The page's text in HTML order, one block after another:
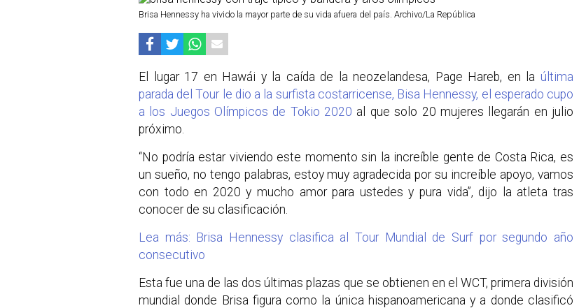
Brisa Hennessy ha vivido la mayor parte de su vida afuera del país. Archivo/La República
El lugar 17 en Hawái y la caída de la neozelandesa, Page Hareb, en la última
parada del Tour le dio a la surfista costarricense, Bisa Hennessy, el esperado cupo
a los Juegos Olímpicos de Tokio 2020 al que solo 20 mujeres llegarán en julio
próximo.
“No podría estar viviendo este momento sin la increíble gente de Costa Rica, es
un sueño, no tengo palabras, estoy muy agradecida por su increíble apoyo, vamos
con todo en 2020 y mucho amor para ustedes y pura vida”, dijo la atleta tras
conocer de su clasificación.
Lea más: Brisa Hennessy clasifica al Tour Mundial de Surf por segundo año
consecutivo
Esta fue una de las dos últimas plazas que se obtienen en el WCT, primera división
mundial donde Brisa figura como la única hispanoamericana y a donde clasificó